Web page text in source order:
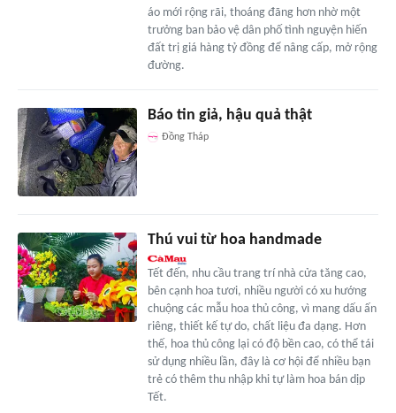
áo mới rộng rãi, thoáng đãng hơn nhờ một
trưởng ban bảo vệ dân phố tình nguyện hiến
đất trị giá hàng tỷ đồng để nâng cấp, mở rộng
đường.
Báo tin giả, hậu quả thật
Đồng Tháp
Thú vui từ hoa handmade
Tết đến, nhu cầu trang trí nhà cửa tăng cao,
bên cạnh hoa tươi, nhiều người có xu hướng
chuộng các mẫu hoa thủ công, vì mang dấu ấn
riêng, thiết kế tự do, chất liệu đa dạng. Hơn
thế, hoa thủ công lại có độ bền cao, có thể tái
sử dụng nhiều lần, đây là cơ hội để nhiều bạn
trẻ có thêm thu nhập khi tự làm hoa bán dịp
Tết.